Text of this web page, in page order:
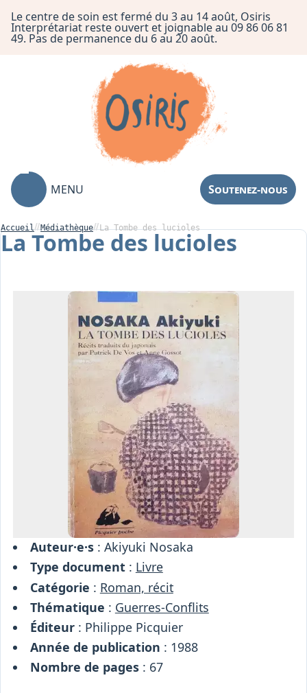
Le centre de soin est fermé du 3 au 14 août, Osiris
Interprétariat reste ouvert et joignable au 09 86 06 81
49. Pas de permanence du 6 au 20 août.
MENU Soutenez-nous
Centre de Soin
Interprétariat
Ressources
Accueil Médiathèque La Tombe des lucioles
La Tombe des lucioles
Auteur·e·s: Akiyuki Nosaka
Type document: Livre
Catégorie : Roman, récit
Thématique : Guerres-Conflits
Éditeur: Philippe Picquier
Année de publication : 1988
Nombre de pages: 67